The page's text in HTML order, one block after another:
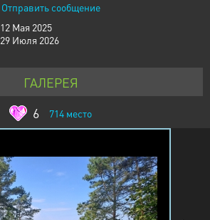
Отправить сообщение
12 Мая 2025
29 Июля 2026
ГАЛЕРЕЯ
6
714 место